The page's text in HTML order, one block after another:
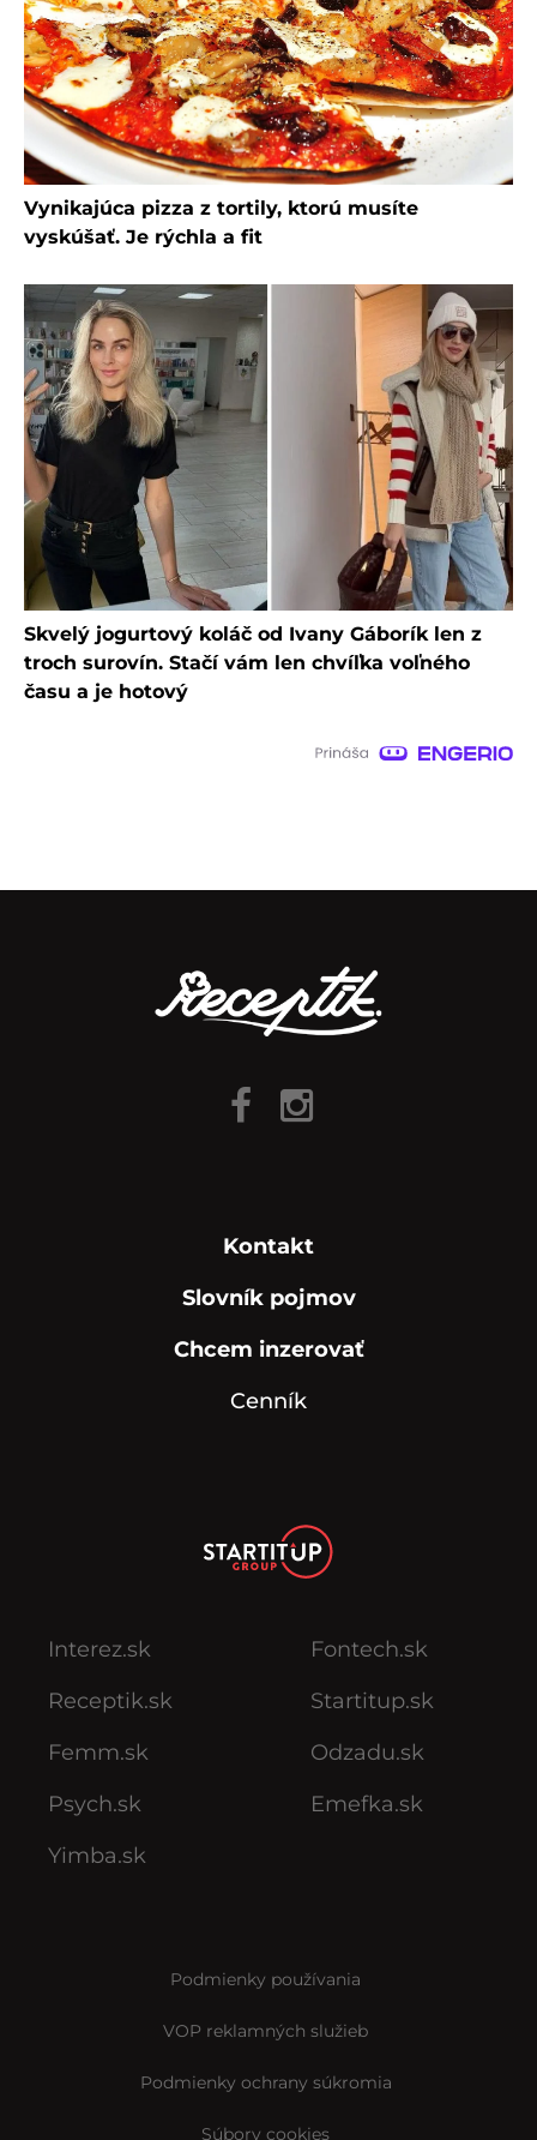
Vynikajúca pizza z tortily, ktorú musíte
vyskúšať. Je rýchla a fit
Skvelý jogurtový koláč od Ivany Gáborík len z
troch surovín. Stačí vám len chvíľka voľného
času a je hotový
Kontakt
Slovník pojmov
Chcem inzerovať
Cenník
Interez.sk
Receptik.sk
Femm.sk
Psych.sk
Yimba.sk
Fontech.sk
Startitup.sk
Odzadu.sk
Emefka.sk
Podmienky používania
VOP reklamných služieb
Podmienky ochrany súkromia
Súbory cookies